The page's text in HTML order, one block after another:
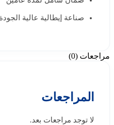
صناعة إيطالية عالية الجودة
مراجعات (0)
المراجعات
لا توجد مراجعات بعد.